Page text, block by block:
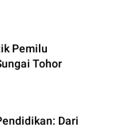
Pemilu
Tohor
Dari